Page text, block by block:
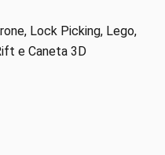
Lock Picking, Lego,
e Caneta 3D